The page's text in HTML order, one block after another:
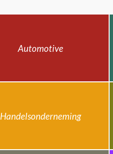
Automotive
Handelsonderneming